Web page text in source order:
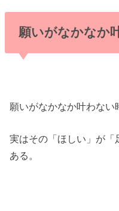
願いがなかなか
願いがなかなか叶わない
実はその「ほしい」が
ある。